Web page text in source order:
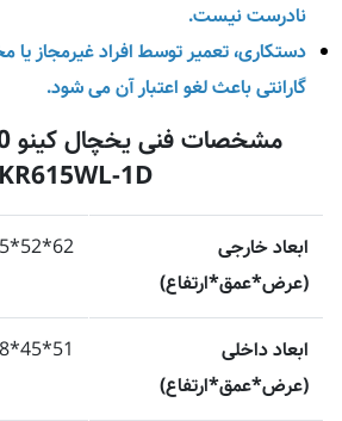
نادرست نیست.
دستکاری، تعمیر توسط افراد
گارانتی باعث لغو اعتبار آن می‌ شود.
KR615WL-1D
ابعاد خارجی
(عرض*عمق*ارتفاع)
62*52*185 سانتی متر
ابعاد داخلی
(عرض*عمق*ارتفاع)
51*45*158 سانتی متر